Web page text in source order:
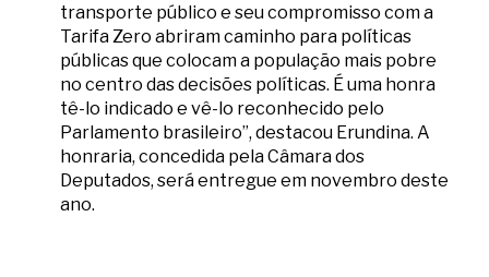
transporte público e seu compromisso com a
Tarifa Zero abriram caminho para políticas
públicas que colocam a população mais pobre
no centro das decisões políticas. É uma honra
tê-lo indicado e vê-lo reconhecido pelo
Parlamento brasileiro”, destacou Erundina. A
honraria, concedida pela Câmara dos
Deputados, será entregue em novembro deste
ano.